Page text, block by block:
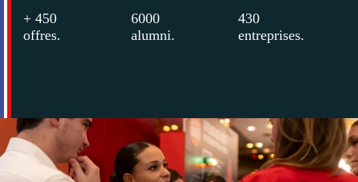
+ 450
offres.
6000
alumni.
430
entreprises.